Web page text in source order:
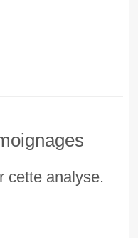
cette analyse.